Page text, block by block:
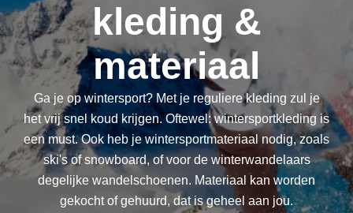
kleding &
materiaal
Ga je op wintersport? Met je reguliere kleding zul je
het vrij snel koud krijgen. Oftewel: wintersportkleding is
een must. Ook heb je wintersportmateriaal nodig, zoals
ski's of snowboard, of voor de winterwandelaars
degelijke wandelschoenen. Materiaal kan worden
gekocht of gehuurd, dat is geheel aan jou.